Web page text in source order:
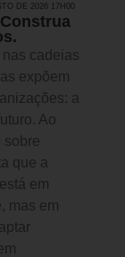
DE 2026 17H00
cadeias
expõem
a
Ao
sobre
que a
em
mas em